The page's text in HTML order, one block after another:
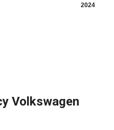
2024
Volkswagen